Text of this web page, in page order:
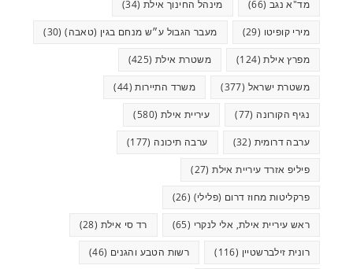
מד"א נגב (66) מינהל החינוך אילת (34)
מירי קופיטו (29) מעבר הגבול ע״ש מנחם בגין (טאבה)(30)
מפרץ אילת(124) משטרת אילת (425)
משטרת ישראל (377) משרד התיירות(44)
נגיף הקורונה (77) עיריית אילת (580)
ערבה דרומית (32) ערבה תיכונה (177)
פיליפ אזרד עיריית אילת(27)
פרקליטות מחוז דרום (פלילי) (26)
ראש עיריית אילת, אלי לנקרי (65) רד סי אילת (28)
רונית זילברשטיין (116) רשות הטבע והגנים (46)